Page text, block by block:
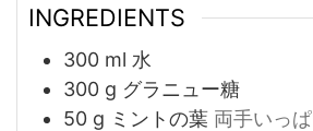
INGREDIENTS
300 ml 水
300 g グラニュー糖
50 g ミントの葉 両手いっ